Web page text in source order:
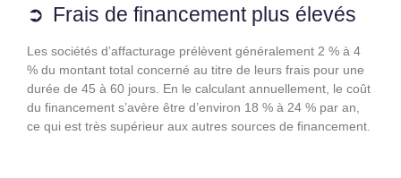
Frais de financement plus élevés
Les sociétés d’affacturage prélèvent généralement 2 % à 4
% du montant total concerné au titre de leurs frais pour une
durée de 45 à 60 jours. En le calculant annuellement, le coût
du financement s’avère être d’environ 18 % à 24 % par an,
ce qui est très supérieur aux autres sources de financement.